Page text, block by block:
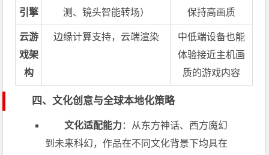
引擎
测、镜头智能转场）
保持高画质
云游
戏架
构
边缘计算支持，云端渲染
中低端设备也能
体验接近主机画
质的游戏内容
四、文化创意与全球本地化策略
文化适配能力：从东方神话、西方魔幻
到未来科幻，作品在不同文化背景下均具在